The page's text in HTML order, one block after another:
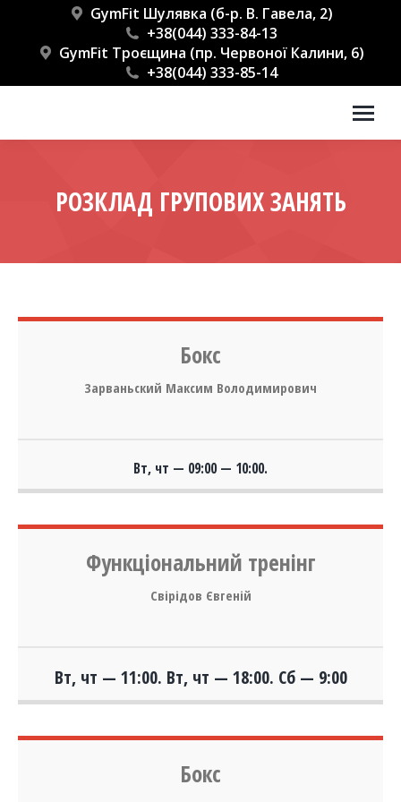
GymFit Шулявка (б-р. В. Гавела, 2)
+38(044) 333-84-13
GymFit Троєщина (пр. Червоної Калини, 6)
+38(044) 333-85-14
РОЗКЛАД ГРУПОВИХ ЗАНЯТЬ
Бокс
Зарваньский Максим Володимирович
Вт, чт — 09:00 — 10:00.
Функціональний тренінг
Свірідов Євгеній
Вт, чт — 11:00. Вт, чт — 18:00. Сб— 9:00
Бокс